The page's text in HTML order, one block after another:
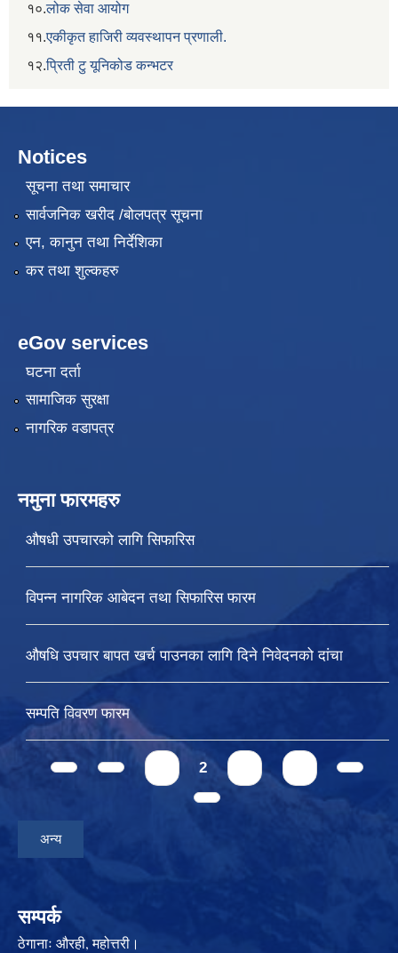
१०.लोक सेवा आयोग
११.एकीकृत हाजिरी व्यवस्थापन प्रणाली.
१२.प्रिती टु यूनिकोड कन्भटर
Notices
सूचना तथा समाचार
सार्वजनिक खरीद /बोलपत्र सूचना
एन, कानुन तथा निर्देशिका
कर तथा शुल्कहरु
eGov services
घटना दर्ता
सामाजिक सुरक्षा
नागरिक वडापत्र
नमुना फारमहरु
औषधी उपचारको लागि सिफारिस
विपन्न नागरिक आबेदन तथा सिफारिस फारम
औषधि उपचार बापत खर्च पाउनका लागि दिने निवेदनको दांचा
सम्पति विवरण फारम
Pages 2
अन्य
सम्पर्क
ठेगानाः औरही, महोत्तरी।